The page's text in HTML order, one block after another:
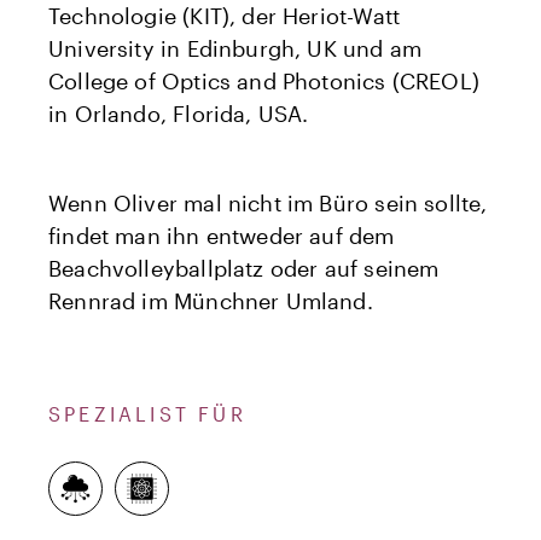
Technologie (KIT), der Heriot-Watt
University in Edinburgh, UK und am
College of Optics and Photonics (CREOL)
in Orlando, Florida, USA.
Wenn Oliver mal nicht im Büro sein sollte,
findet man ihn entweder auf dem
Beachvolleyballplatz oder auf seinem
Rennrad im Münchner Umland.
SPEZIALIST FÜR